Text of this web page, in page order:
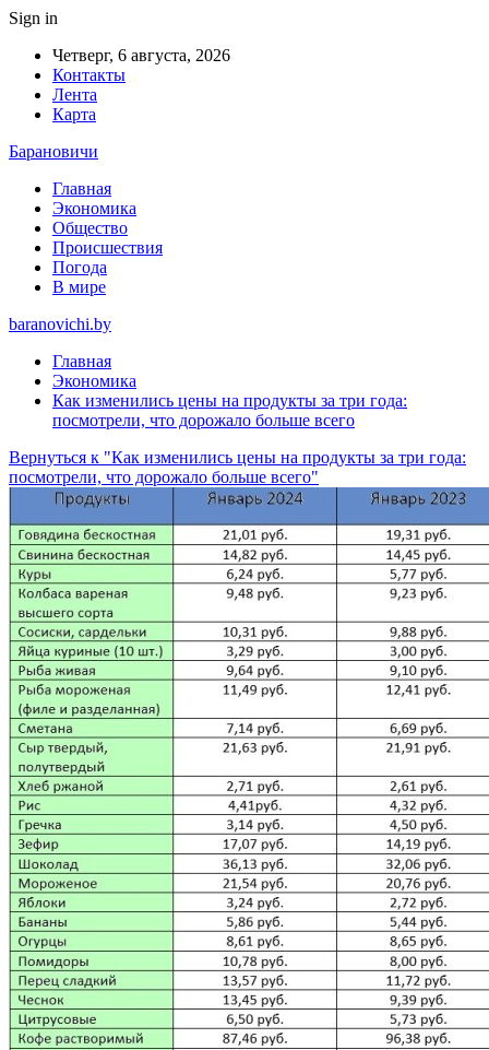
Sign in
Четверг, 6 августа, 2026
Контакты
Лента
Карта
Барановичи
Главная
Экономика
Общество
Происшествия
Погода
В мире
baranovichi.by
Главная
Экономика
Как изменились цены на продукты за три года:
посмотрели, что дорожало больше всего
Вернуться к "Как изменились цены на продукты за три года:
посмотрели, что дорожало больше всего"